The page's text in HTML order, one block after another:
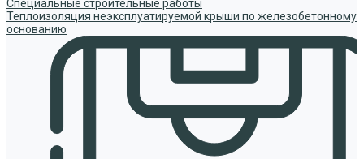
Специальные строительные работы
Теплоизоляция неэксплуатируемой крыши по железобетонному
основанию